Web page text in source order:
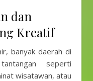
dan
Kreatif
banyak daerah di
seperti
wisatawan, atau